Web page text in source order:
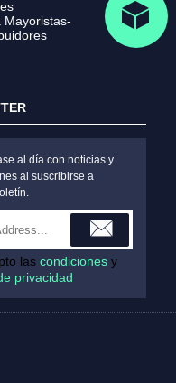
Mayoristas-
al día con noticias y
al suscribirse a
lascondiciones y
privacidad